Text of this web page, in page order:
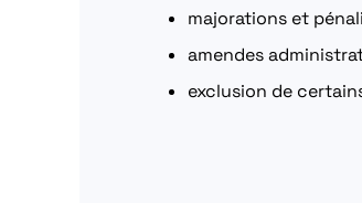
majorations et
amendes
exclusion de